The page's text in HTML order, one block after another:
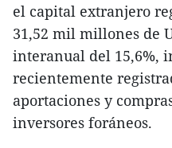
el capital extranjero
31,52 mil millones de
interanual del 15,6%,
recientemente
aportaciones y
inversores foráneos.